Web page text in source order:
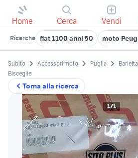
Home Cerca Vendi
Ricerche fiat 1100 anni 50 moto
Torna alla ricerca
Subito Accessori moto Puglia
Bisceglie
1/1